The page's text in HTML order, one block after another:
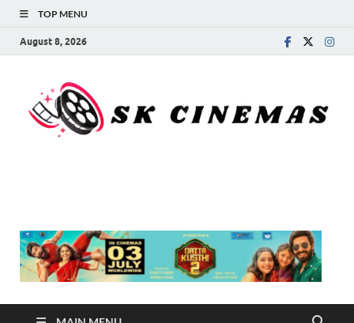
TOP MENU
August 8, 2026